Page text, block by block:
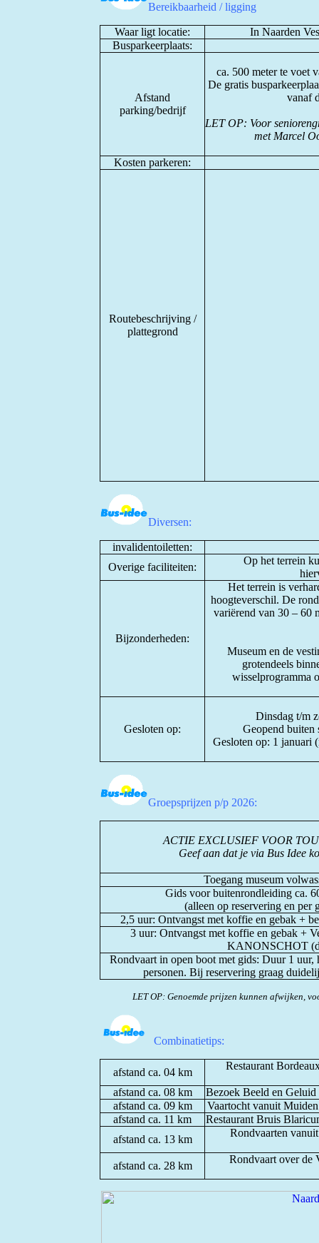
Bereikbaarheid / ligging
Waar ligt locatie:
In Naarden
Busparkeerplaats:
Afstand
parking/bedrijf
ca. 500 meter te voet
De gratis
vanaf
LET OP: Voor
met Marcel
Kosten parkeren:
Routebeschrijving /
plattegrond
Diversen:
invalidentoiletten:
Overige faciliteiten:
Op het terrein
Bijzonderheden:
Het terrein is
hoogteverschil. De
variërend van 30 – 60
Museum en de
grotendeels
wisselprogramma
Gesloten op:
Dinsdag t/m
Geopend buiten
Gesloten op: 1 januari
Groepsprijzen p/p 2026:
ACTIE EXCLUSIEF VOOR
Geef aan dat je via Bus Idee
Toegang museum
Gids voor buitenrondleiding ca.
(alleen op reservering en per
2,5 uur: Ontvangst met koffie en gebak +
3 uur: Ontvangst met koffie en gebak +
KANONSCHOT
Rondvaart in open boot met gids: Duur 1 uur,
personen. Bij reservering graag
LET OP: Genoemde prijzen kunnen afwijken,
Combinatietips:
afstand ca. 04 km
Restaurant
afstand ca. 08 km
Bezoek Beeld en
afstand ca. 09 km
Vaartocht vanuit
afstand ca. 11 km
Restaurant Bruis
afstand ca. 13 km
Rondvaarten
afstand ca. 28 km
Rondvaart over de